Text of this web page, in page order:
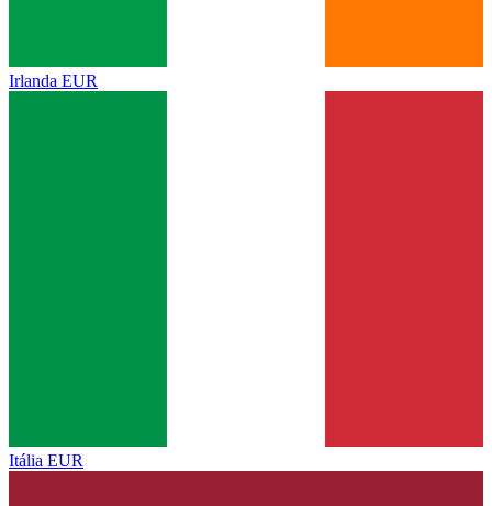
Irlanda EUR
Itália EUR